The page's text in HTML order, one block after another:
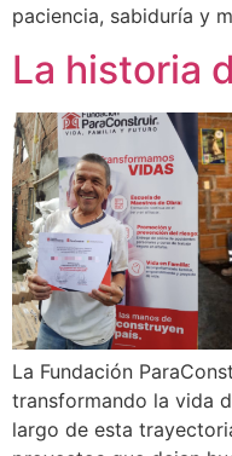
paciencia, sabiduría y
La historia
La Fundación
transformando la vida
largo de esta